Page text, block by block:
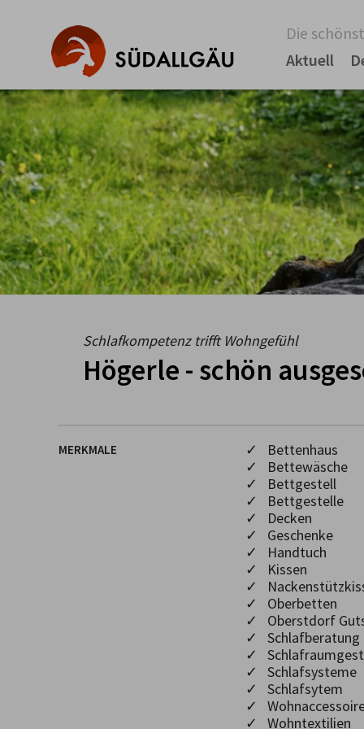
Die
Aktuell
Schlafkompetenz trifft Wohngefühl
Högerle - schön
MERKMALE
✓ Bettenhaus
✓ Bettewäsche
✓ Bettgestell
✓ Bettgestelle
✓ Decken
✓ Geschenke
✓ Handtuch
✓ Kissen
✓
✓ Oberbetten
✓ Oberstdorf
✓ Schlafberatung
✓
✓ Schlafsysteme
✓ Schlafsytem
✓
✓ Wohntextilien